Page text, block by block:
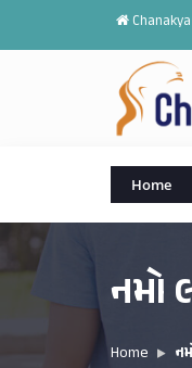
Home
નમો
Home